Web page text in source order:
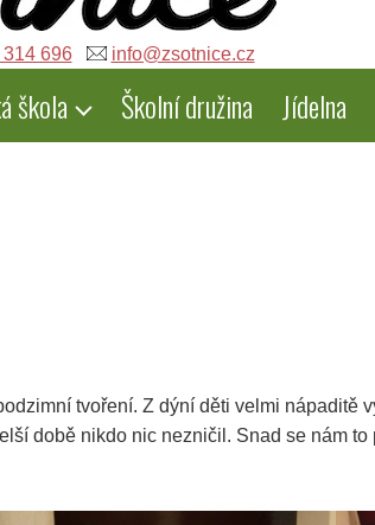
696 info@zsotnice.cz
škola Školní družina Jídelna
tvoření. Z dýní děti velmi nápaditě
době nikdo nic nezničil. Snad se nám